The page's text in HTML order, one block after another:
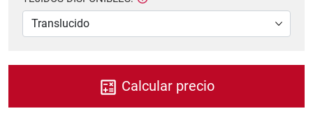
Calcular precio